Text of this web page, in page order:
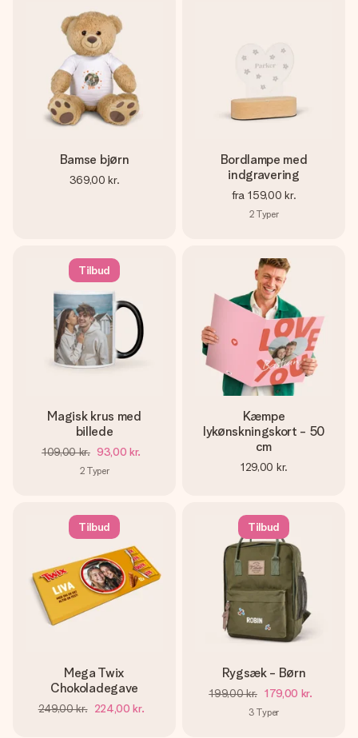
Bamse bjørn
369,00 kr.
Bordlampe med
indgravering
fra 159,00 kr.
2 Typer
Tilbud
Magisk krus med
billede
109,00 kr. 93,00 kr.
2 Typer
Kæmpe
lykønskningskort - 50
cm
129,00 kr.
Tilbud
Mega Twix
Chokoladegave
249,00 kr. 224,00 kr.
Tilbud
Rygsæk - Børn
199,00 kr. 179,00 kr.
3 Typer